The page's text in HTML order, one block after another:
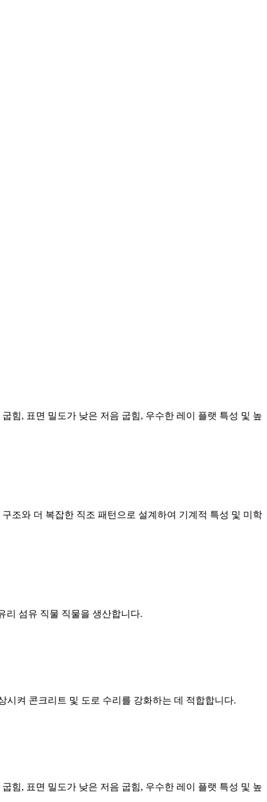
힘, 표면 밀도가 낮은 저음 굽힘, 우수한 레이 플랫 특성 및 높
구조와 더 복잡한 직조 패턴으로 설계하여 기계적 특성 및 미학
리 섬유 직물 직물을 생산합니다.
켜 콘크리트 및 도로 수리를 강화하는 데 적합합니다.
힘, 표면 밀도가 낮은 저음 굽힘, 우수한 레이 플랫 특성 및 높